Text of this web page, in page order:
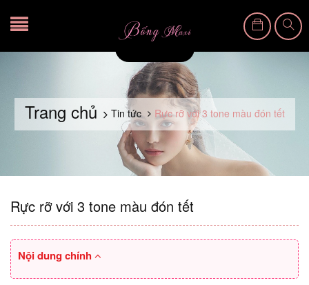
Trang chủ Tin tức Rực rỡ với 3 tone màu đón tết
Rực rỡ với 3 tone màu đón tết
Nội dung chính